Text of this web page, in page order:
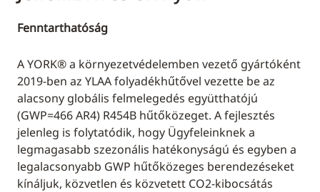
Fenntarthatóság
A YORK® a környezetvédelemben vezető gyártóként
2019-ben az YLAA folyadékhűtővel vezette be az
alacsony globális felmelegedés együtthatójú
(GWP=466 AR4) R454B hűtőközeget. A fejlesztés
jelenleg is folytatódik, hogy Ügyfeleinknek a
legmagasabb szezonális hatékonyságú és egyben a
legalacsonyabb GWP hűtőközeges berendezéseket
kínáljuk, közvetlen és közvetett CO2-kibocsátás